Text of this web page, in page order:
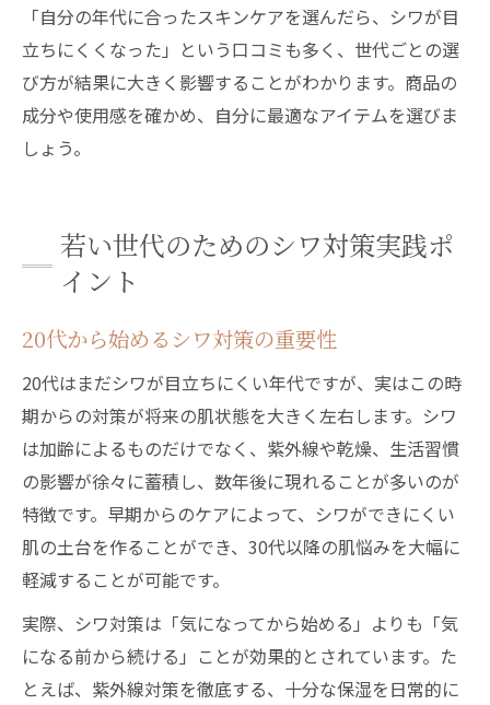
「自分の年代に合ったスキンケアを選んだら、シワが目
立ちにくくなった」という口コミも多く、世代ごとの選
び方が結果に大きく影響することがわかります。商品の
成分や使用感を確かめ、自分に最適なアイテムを選びま
しょう。
若い世代のためのシワ対策実践ポ
イント
20代から始めるシワ対策の重要性
20代はまだシワが目立ちにくい年代ですが、実はこの時
期からの対策が将来の肌状態を大きく左右します。シワ
は加齢によるものだけでなく、紫外線や乾燥、生活習慣
の影響が徐々に蓄積し、数年後に現れることが多いのが
特徴です。早期からのケアによって、シワができにくい
肌の土台を作ることができ、30代以降の肌悩みを大幅に
軽減することが可能です。
実際、シワ対策は「気になってから始める」よりも「気
になる前から続ける」ことが効果的とされています。た
とえば、紫外線対策を徹底する、十分な保湿を日常的に